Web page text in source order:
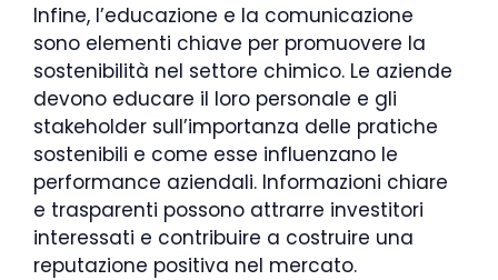
Infine, l’educazione e la comunicazione
sono elementi chiave per promuovere la
sostenibilità nel settore chimico. Le aziende
devono educare il loro personale e gli
stakeholder sull’importanza delle pratiche
sostenibili e come esse influenzano le
performance aziendali. Informazioni chiare
e trasparenti possono attrarre investitori
interessati e contribuire a costruire una
reputazione positiva nel mercato.